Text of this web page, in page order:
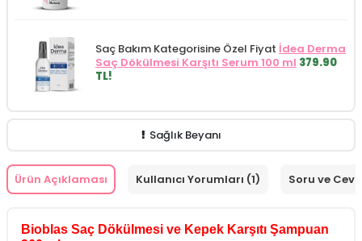
Saç Bakım Kategorisine Özel Fiyat İdea Derma
Saç Dökülmesi Karşıtı Serum 100 ml 379.90
TL!
Sağlık Beyanı
Ürün Açıklaması Kullanıcı Yorumları (1) Soru ve
Bioblas Saç Dökülmesi ve Kepek Karşıtı Şampuan